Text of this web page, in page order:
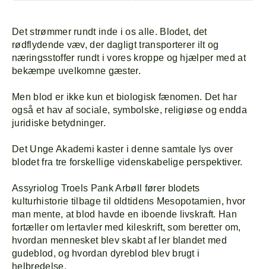
Det strømmer rundt inde i os alle. Blodet, det
rødflydende væv, der dagligt transporterer ilt og
næringsstoffer rundt i vores kroppe og hjælper med at
bekæmpe uvelkomne gæster.
Men blod er ikke kun et biologisk fænomen. Det har
også et hav af sociale, symbolske, religiøse og endda
juridiske betydninger.
Det Unge Akademi kaster i denne samtale lys over
blodet fra tre forskellige videnskabelige perspektiver.
Assyriolog Troels Pank Arbøll fører blodets
kulturhistorie tilbage til oldtidens Mesopotamien, hvor
man mente, at blod havde en iboende livskraft. Han
fortæller om lertavler med kileskrift, som beretter om,
hvordan mennesket blev skabt af ler blandet med
gudeblod, og hvordan dyreblod blev brugt i
helbredelse.